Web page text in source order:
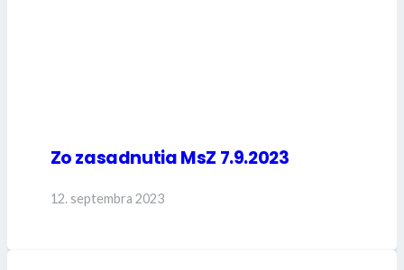
Zo zasadnutia MsZ 7.9.2023
12. septembra 2023